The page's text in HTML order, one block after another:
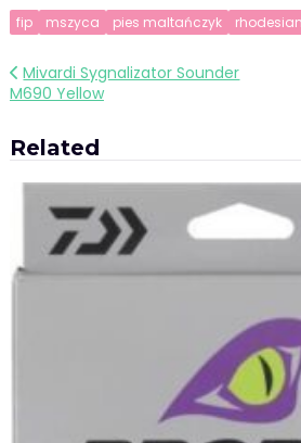
fip
mszyca pies maltańczyk
Nawigacja
wpisu
Mivardi Sygnalizator Sounder
M690 Yellow
Related